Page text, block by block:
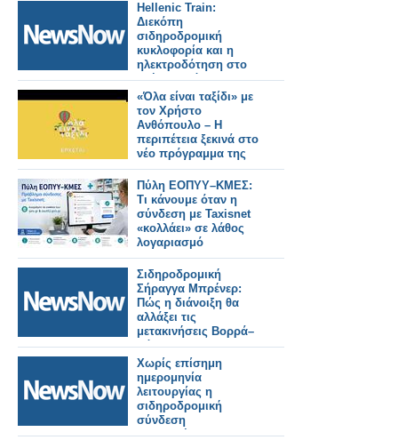
Hellenic Train:
Διεκόπη
σιδηροδρομική
κυκλοφορία και η
ηλεκτροδότηση στο
τμήμα Οινόη –
Χαλκίδα, εξαιτίας
πυρκαγιάς.
«Όλα είναι ταξίδι» με
τον Χρήστο
Ανθόπουλο – Η
περιπέτεια ξεκινά στο
νέο πρόγραμμα της
ΕΡΤ
Πύλη ΕΟΠΥΥ–ΚΜΕΣ:
Τι κάνουμε όταν η
σύνδεση με Taxisnet
«κολλάει» σε λάθος
λογαριασμό
Σιδηροδρομική
Σήραγγα Μπρένερ:
Πώς η διάνοιξη θα
αλλάξει τις
μετακινήσεις Βορρά–
Νότου.
Χωρίς επίσημη
ημερομηνία
λειτουργίας η
σιδηροδρομική
σύνδεση
Βουδαπέστης–